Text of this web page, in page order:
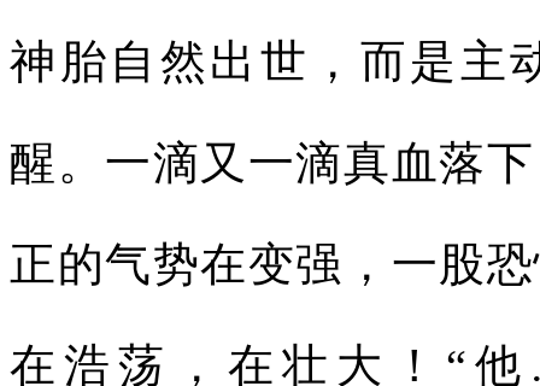
神胎自然出世，而是主
醒。一滴又一滴真血落
正的气势在变强，一股
在浩荡，在壮大！“